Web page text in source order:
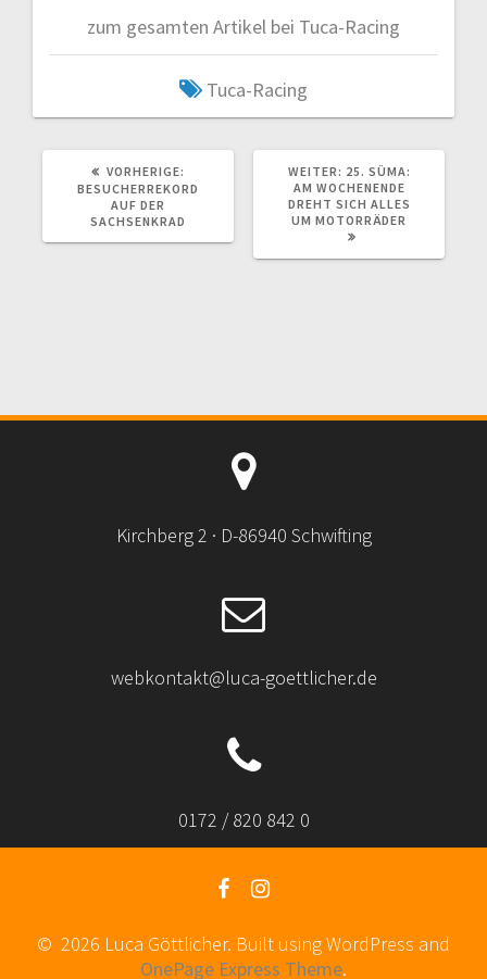
zum gesamten Artikel bei Tuca-Racing
Tuca-Racing
VORHERIGE:
BEITRAG:
BESUCHERREKORD
AUF DER
SACHSENKRAD
WEITER: NÄCHSTER
BEITRAG:
25. SÜMA:
AM WOCHENENDE
DREHT SICH ALLES
UM MOTORRÄDER
Kirchberg 2 · D-86940 Schwifting
webkontakt@luca-goettlicher.de
0172 / 820 842 0
© 2026 Luca Göttlicher. Built using WordPress and
OnePage Express Theme.